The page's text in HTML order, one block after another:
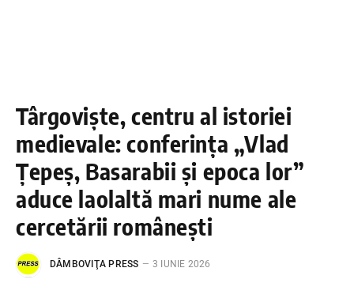
Târgoviște, centru al istoriei
medievale: conferința „Vlad
Țepeș, Basarabii și epoca lor”
aduce laolaltă mari nume ale
cercetării românești
DÂMBOVIŢA PRESS 3 IUNIE 2026